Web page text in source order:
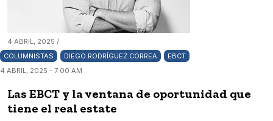
4 ABRIL, 2025 /
COLUMNISTAS
DIEGO RODRÍGUEZ CORREA
EBCT
4 ABRIL, 2025 - 7:00 AM
Las EBCT y la ventana de oportunidad que
tiene el real estate